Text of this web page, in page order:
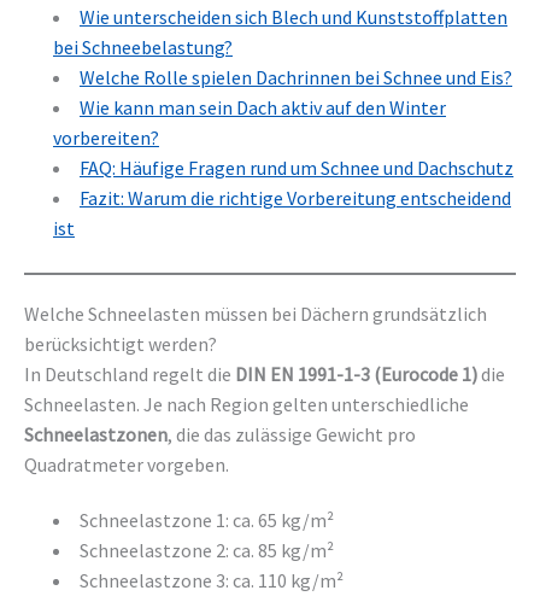
Wie unterscheiden sich Blech und Kunststoffplatten
bei Schneebelastung?
Welche Rolle spielen Dachrinnen bei Schnee und Eis?
Wie kann man sein Dach aktiv auf den Winter
vorbereiten?
FAQ: Häufige Fragen rund um Schnee und Dachschutz
Fazit: Warum die richtige Vorbereitung entscheidend
ist
Welche Schneelasten müssen bei Dächern grundsätzlich
berücksichtigt werden?
In Deutschland regelt die DIN EN 1991-1-3 (Eurocode 1)die
Schneelasten. Je nach Region gelten unterschiedliche
Schneelastzonen, die das zulässige Gewicht pro
Quadratmeter vorgeben.
Schneelastzone 1: ca. 65 kg/m²
Schneelastzone 2: ca. 85 kg/m²
Schneelastzone 3: ca. 110 kg/m²